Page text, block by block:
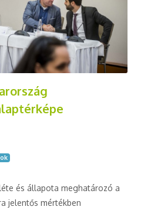
és állapota meghatározó a
jelentős mértékben